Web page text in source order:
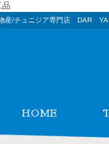
産/チュニジア専門店 DAR
HOME